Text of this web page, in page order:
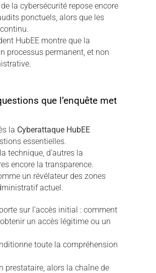
la cybersécurité repose encore
ponctuels, alors que les
HubEE montre que la
processus permanent, et non
que l’enquête met
la Cyberattaque HubEE
essentielles.
technique, d’autres la
encore la transparence.
un révélateur des zones
actuel.
sur l’accès initial : comment
un accès légitime ou un
toute la compréhension
prestataire, alors la chaîne de